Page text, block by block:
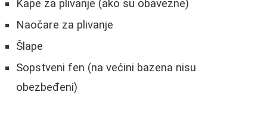
Kape za plivanje (ako su obavezne)
Naočare za plivanje
Šlape
Sopstveni fen (na većini bazena nisu
obezbeđeni)